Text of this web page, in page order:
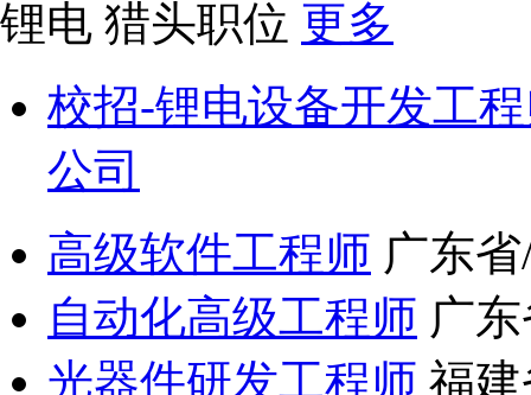
锂电 猎头职位 更多
校招-锂电设备开发工
公司
高级软件工程师 广东
自动化高级工程师 广
光器件研发工程师 福